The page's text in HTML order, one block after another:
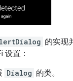
的实现
设置：
Dialog 的类。